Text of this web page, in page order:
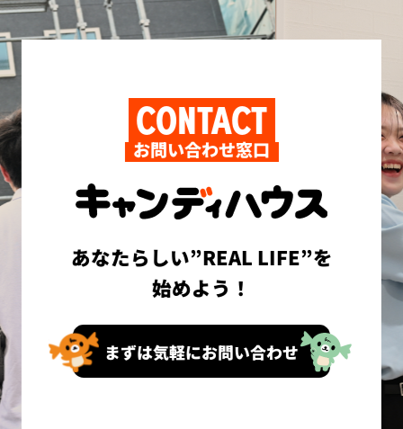
CONTACT
お問い合わせ窓口
あなたらしい”REAL LIFE”を
始めよう！
まずは気軽にお問い合わせ